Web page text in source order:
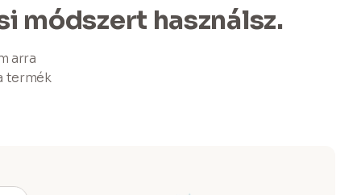
módszert használsz.
arra
termék